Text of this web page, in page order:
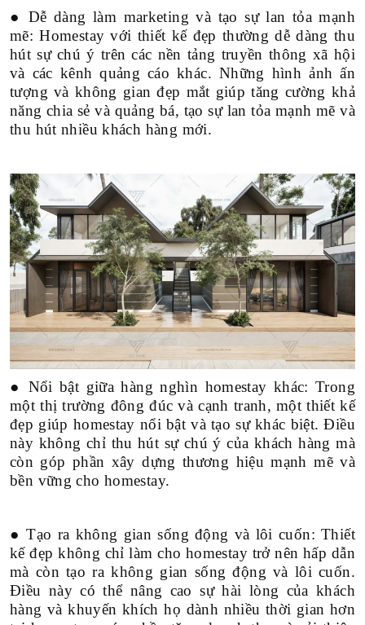
● Dễ dàng làm marketing và tạo sự lan tỏa mạnh
mẽ: Homestay với thiết kế đẹp thường dễ dàng thu
hút sự chú ý trên các nền tảng truyền thông xã hội
và các kênh quảng cáo khác. Những hình ảnh ấn
tượng và không gian đẹp mắt giúp tăng cường khả
năng chia sẻ và quảng bá, tạo sự lan tỏa mạnh mẽ và
thu hút nhiều khách hàng mới.
● Nổi bật giữa hàng nghìn homestay khác: Trong
một thị trường đông đúc và cạnh tranh, một thiết kế
đẹp giúp homestay nổi bật và tạo sự khác biệt. Điều
này không chỉ thu hút sự chú ý của khách hàng mà
còn góp phần xây dựng thương hiệu mạnh mẽ và
bền vững cho homestay.
● Tạo ra không gian sống động và lôi cuốn: Thiết
kế đẹp không chỉ làm cho homestay trở nên hấp dẫn
mà còn tạo ra không gian sống động và lôi cuốn.
Điều này có thể nâng cao sự hài lòng của khách
hàng và khuyến khích họ dành nhiều thời gian hơn